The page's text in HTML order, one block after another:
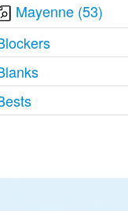
Mayenne (53)